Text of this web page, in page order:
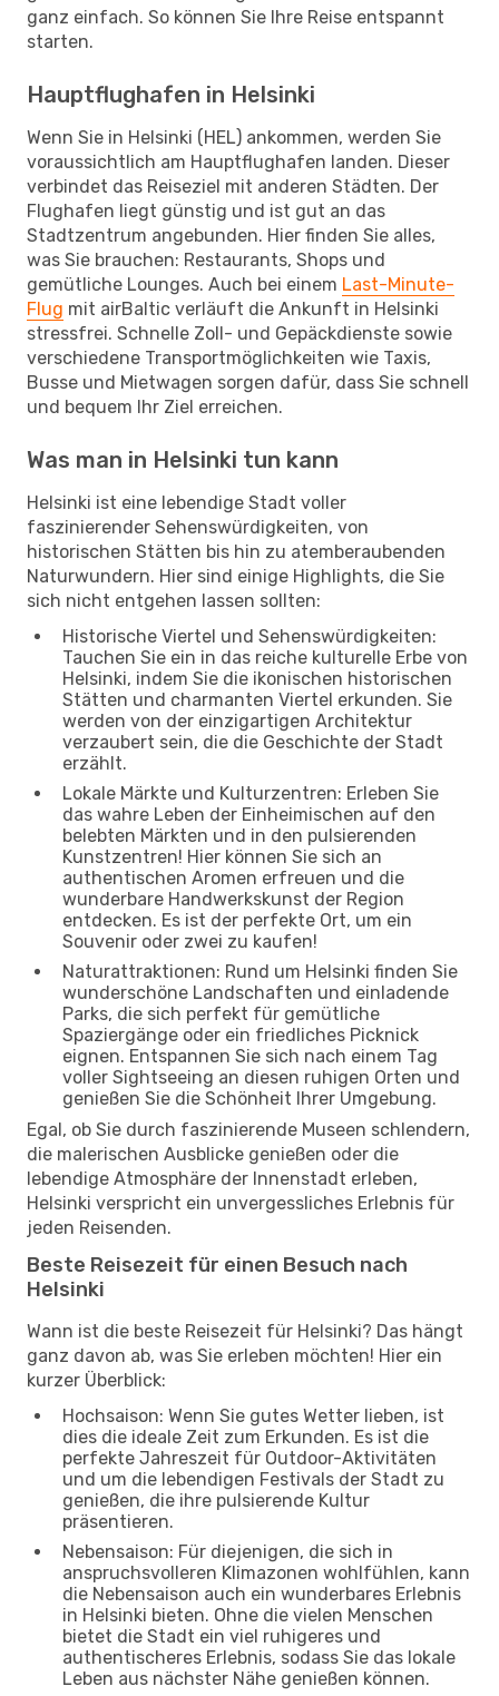
ganz einfach. So können Sie Ihre Reise entspannt
starten.
Hauptflughafen in Helsinki
Wenn Sie in Helsinki (HEL) ankommen, werden Sie
voraussichtlich am Hauptflughafen landen. Dieser
verbindet das Reiseziel mit anderen Städten. Der
Flughafen liegt günstig und ist gut an das
Stadtzentrum angebunden. Hier finden Sie alles,
was Sie brauchen: Restaurants, Shops und
gemütliche Lounges. Auch bei einem Last-Minute-
Flug mit airBaltic verläuft die Ankunft in Helsinki
stressfrei. Schnelle Zoll- und Gepäckdienste sowie
verschiedene Transportmöglichkeiten wie Taxis,
Busse und Mietwagen sorgen dafür, dass Sie schnell
und bequem Ihr Ziel erreichen.
Was man in Helsinki tun kann
Helsinki ist eine lebendige Stadt voller
faszinierender Sehenswürdigkeiten, von
historischen Stätten bis hin zu atemberaubenden
Naturwundern. Hier sind einige Highlights, die Sie
sich nicht entgehen lassen sollten:
Historische Viertel und Sehenswürdigkeiten:
Tauchen Sie ein in das reiche kulturelle Erbe von
Helsinki, indem Sie die ikonischen historischen
Stätten und charmanten Viertel erkunden. Sie
werden von der einzigartigen Architektur
verzaubert sein, die die Geschichte der Stadt
erzählt.
Lokale Märkte und Kulturzentren: Erleben Sie
das wahre Leben der Einheimischen auf den
belebten Märkten und in den pulsierenden
Kunstzentren! Hier können Sie sich an
authentischen Aromen erfreuen und die
wunderbare Handwerkskunst der Region
entdecken. Es ist der perfekte Ort, um ein
Souvenir oder zwei zu kaufen!
Naturattraktionen: Rund um Helsinki finden Sie
wunderschöne Landschaften und einladende
Parks, die sich perfekt für gemütliche
Spaziergänge oder ein friedliches Picknick
eignen. Entspannen Sie sich nach einem Tag
voller Sightseeing an diesen ruhigen Orten und
genießen Sie die Schönheit Ihrer Umgebung.
Egal, ob Sie durch faszinierende Museen schlendern,
die malerischen Ausblicke genießen oder die
lebendige Atmosphäre der Innenstadt erleben,
Helsinki verspricht ein unvergessliches Erlebnis für
jeden Reisenden.
Beste Reisezeit für einen Besuch nach
Helsinki
Wann ist die beste Reisezeit für Helsinki? Das hängt
ganz davon ab, was Sie erleben möchten! Hier ein
kurzer Überblick:
Hochsaison: Wenn Sie gutes Wetter lieben, ist
dies die ideale Zeit zum Erkunden. Es ist die
perfekte Jahreszeit für Outdoor-Aktivitäten
und um die lebendigen Festivals der Stadt zu
genießen, die ihre pulsierende Kultur
präsentieren.
Nebensaison: Für diejenigen, die sich in
anspruchsvolleren Klimazonen wohlfühlen, kann
die Nebensaison auch ein wunderbares Erlebnis
in Helsinki bieten. Ohne die vielen Menschen
bietet die Stadt ein viel ruhigeres und
authentischeres Erlebnis, sodass Sie das lokale
Leben aus nächster Nähe genießen können.